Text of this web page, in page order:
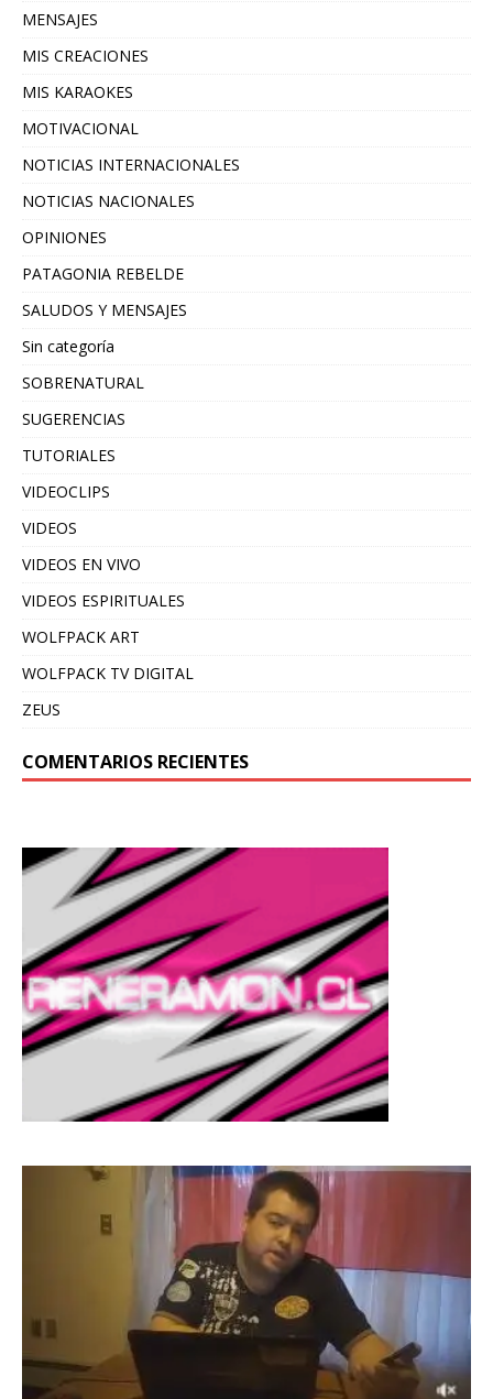
MENSAJES
MIS CREACIONES
MIS KARAOKES
MOTIVACIONAL
NOTICIAS INTERNACIONALES
NOTICIAS NACIONALES
OPINIONES
PATAGONIA REBELDE
SALUDOS Y MENSAJES
Sin categoría
SOBRENATURAL
SUGERENCIAS
TUTORIALES
VIDEOCLIPS
VIDEOS
VIDEOS EN VIVO
VIDEOS ESPIRITUALES
WOLFPACK ART
WOLFPACK TV DIGITAL
ZEUS
COMENTARIOS RECIENTES